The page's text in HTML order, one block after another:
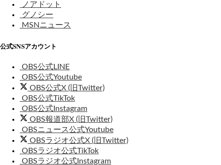
ノアドット
グノシー
MSNニュース
公式SNSアカウント
OBS公式LINE
OBS公式Youtube
OBS公式X (旧Twitter)
OBS公式TikTok
OBS公式Instagram
OBS報道部X (旧Twitter)
OBSニュース公式Youtube
OBSラジオ公式X (旧Twitter)
OBSラジオ公式TikTok
OBSラジオ公式Instagram